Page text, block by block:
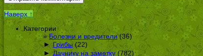
Наверх ↑
Категории
Болезни и вредители(36)
► Грибы(22)
► Дачнику на заметку (782)